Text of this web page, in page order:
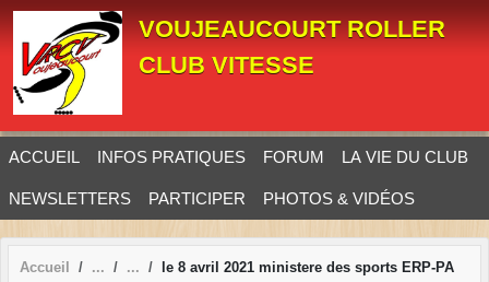
VOUJEAUCOURT ROLLER
CLUB VITESSE
ACCUEIL INFOS PRATIQUES FORUM LA VIE DU CLUB
NEWSLETTERS PARTICIPER PHOTOS & VIDÉOS
Accueil le 8 avril 2021 ministere des sports ERP-PA
Panneau de gestion des cookies